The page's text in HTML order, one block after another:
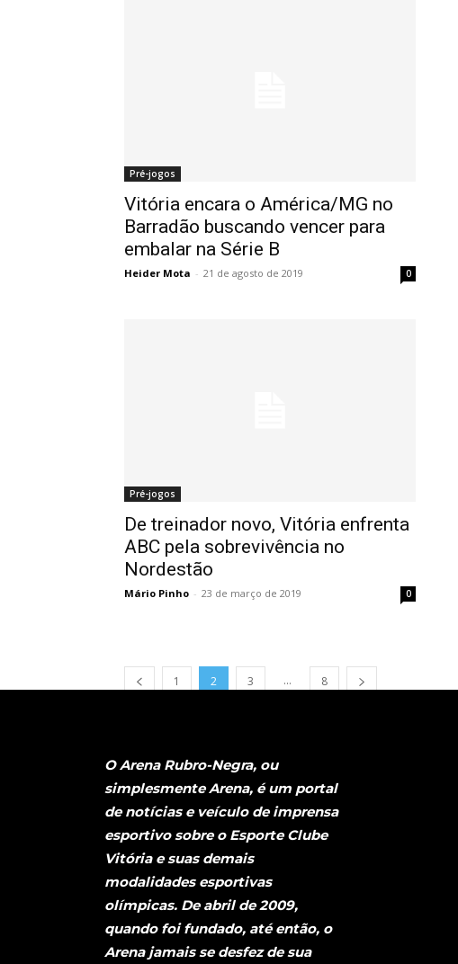
Pré-jogos
Vitória encara o América/MG no
Barradão buscando vencer para
embalar na Série B
Heider Mota - 21 de agosto de 2019 0
Pré-jogos
De treinador novo, Vitória enfrenta
ABC pela sobrevivência no
Nordestão
Mário Pinho - 23 de março de 2019 0
1 2 3 ... 8
O Arena Rubro-Negra, ou
simplesmente Arena, é um portal
de notícias e veículo de imprensa
esportivo sobre o Esporte Clube
Vitória e suas demais
modalidades esportivas
olímpicas. De abril de 2009,
quando foi fundado, até então, o
Arena jamais se desfez de sua